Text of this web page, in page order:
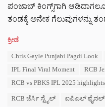
ಪಂಜಾಬ್ ಕಿಂಗ್ಸ್‌ಗಾಗಿ
ತಂಡಕ್ಕೆ ಅನೇಕ ಗೆಲುವುಗಳನ್ನು
C
ಕ್ರೀಡೆ
Chris Gayle Punjabi Pagdi Look
IPL Final Viral Moment
RCB
RCB vs PBKS IPL 2025 highlights
RCB ಜೆರ್ಸಿ ಸ್ಟೈಲ್ ಐಪಿಎಲ್ ಫೈನಲ್